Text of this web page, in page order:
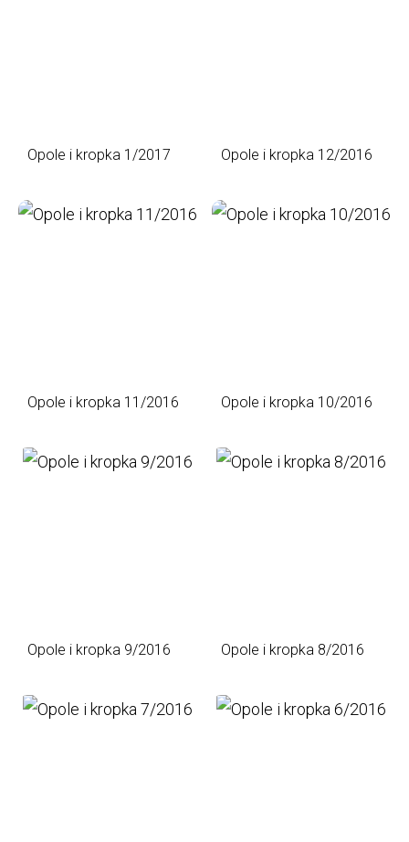
Opole i kropka 1/2017 Opole i kropka 12/2016
Opole i kropka 11/2016 Opole i kropka 10/2016
Opole i kropka 9/2016 Opole i kropka 8/2016